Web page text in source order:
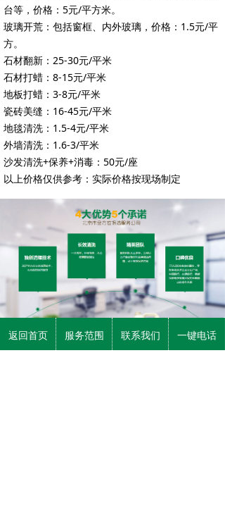
台等，价格：5元/平方米。
玻璃开荒：包括窗框、内外玻璃，价格：1.5元/平
方。
石材翻新：25-30元/平米
石材打蜡：8-15元/平米
地板打蜡：3-8元/平米
瓷砖美缝：16-45元/平米
地毯清洗：1.5-4元/平米
外墙清洗：1.6-3/平米
沙发清洗+保养+消毒：50元/座
以上价格仅供参考：实际价格按现场制定
返回首页 服务范围 联系我们 一键电话